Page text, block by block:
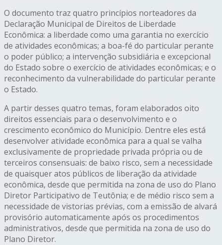
O documento traz quatro princípios norteadores da
Declaração Municipal de Direitos de Liberdade
Econômica: a liberdade como uma garantia no exercício
de atividades econômicas; a boa-fé do particular perante
o poder público; a intervenção subsidiária e excepcional
do Estado sobre o exercício de atividades econômicas; e o
reconhecimento da vulnerabilidade do particular perante
o Estado.
A partir desses quatro temas, foram elaborados oito
direitos essenciais para o desenvolvimento e o
crescimento econômico do Município. Dentre eles está
desenvolver atividade econômica para a qual se valha
exclusivamente de propriedade privada própria ou de
terceiros consensuais: de baixo risco, sem a necessidade
de quaisquer atos públicos de liberação da atividade
econômica, desde que permitida na zona de uso do Plano
Diretor Participativo de Teutônia; e de médio risco sem a
necessidade de vistorias prévias, com a emissão de alvará
provisório automaticamente após os procedimentos
administrativos, desde que permitida na zona de uso do
Plano Diretor.